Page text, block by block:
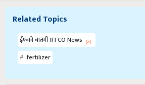
Related Topics
ईफको बातमी IFFCO News
fertilizer